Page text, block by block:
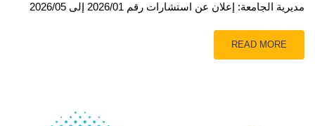
مديرية الجامعة: إعلان عن استشارات رقم 2026/01 إلى 2026/05
READ MORE